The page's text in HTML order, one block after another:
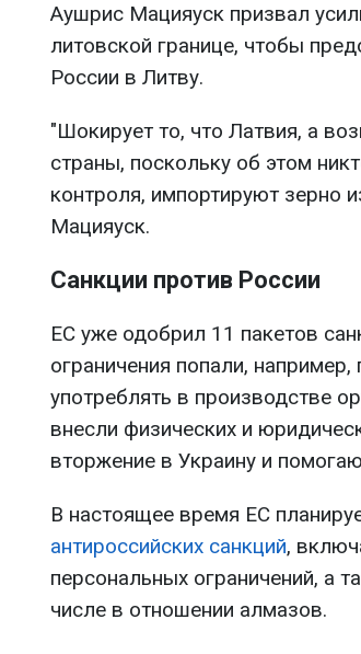
Аушрис Мацияуск призвал
литовской границе, чтобы
России в Литву.
"Шокирует то, что Латвия, а
страны, поскольку об этом
контроля, импортируют зерно
Мацияуск.
Санкции против России
ЕС уже одобрил 11 пакетов
ограничения попали,
употреблять в производстве
внесли физических и
вторжение в Украину и
В настоящее время ЕС
антироссийских санкций,
персональных ограничений, а
числе в отношении алмазов.